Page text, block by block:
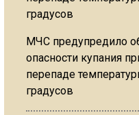
МЧС предупредило
опасности купания
перепаде
градусов